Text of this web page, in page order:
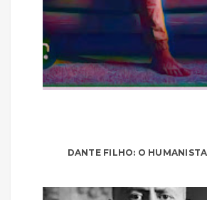
DANTE FILHO: O